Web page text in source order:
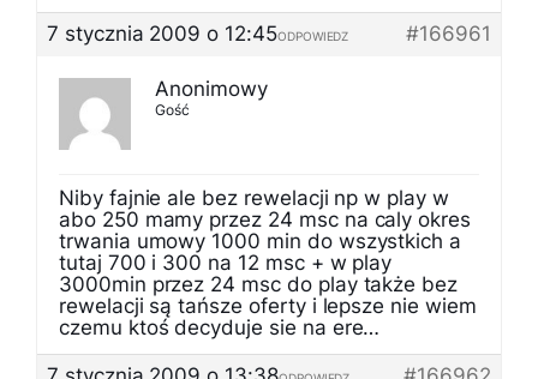
7 stycznia 2009 o 12:45
#166961
ODPOWIEDZ
Anonimowy
Gość
Niby fajnie ale bez rewelacji np w play w
abo 250 mamy przez 24 msc na caly okres
trwania umowy 1000 min do wszystkich a
tutaj 700 i 300 na 12 msc + w play
3000min przez 24 msc do play także bez
rewelacji są tańsze oferty i lepsze nie wiem
czemu ktoś decyduje sie na ere…